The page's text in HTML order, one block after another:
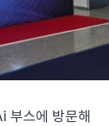
부스에 방문해